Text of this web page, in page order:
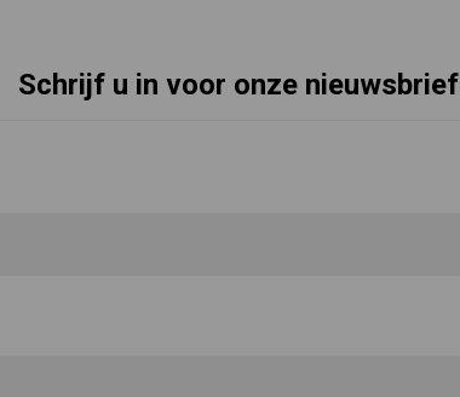
Schrijf u in voor onze nieuwsbrief